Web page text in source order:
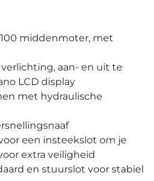
middenmoter, met
aan- en uit te
LCD display
met hydraulische
een insteekslot om je
extra veiligheid
en stuurslot voor stabiel